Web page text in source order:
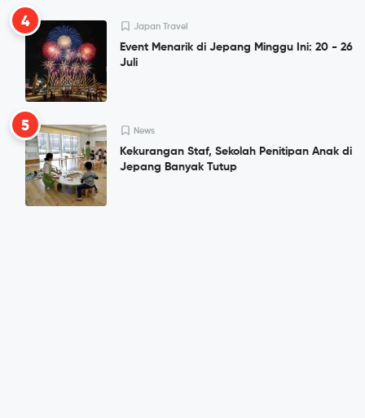
4 Japan Travel
Event Menarik di Jepang Minggu Ini: 20 - 26
Juli
5 News
Kekurangan Staf, Sekolah Penitipan Anak di
Jepang Banyak Tutup